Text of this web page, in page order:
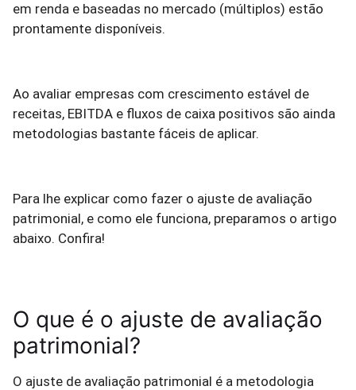
em renda e baseadas no mercado (múltiplos) estão
prontamente disponíveis.
Ao avaliar empresas com crescimento estável de
receitas, EBITDA e fluxos de caixa positivos são ainda
metodologias bastante fáceis de aplicar.
Para lhe explicar como fazer o ajuste de avaliação
patrimonial, e como ele funciona, preparamos o artigo
abaixo. Confira!
O que é o ajuste de avaliação
patrimonial?
O ajuste de avaliação patrimonial é a metodologia